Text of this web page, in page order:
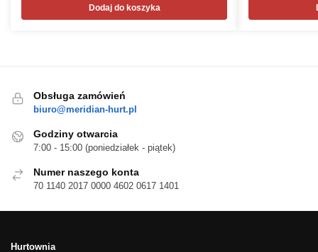
8,90 zł.
wynosi:
6,99 zł.
Dodaj do koszyka
8,90 zł.
Obsługa zamówień
biuro@meridian-hurt.pl
Godziny otwarcia
7:00 - 15:00 (poniedziałek - piątek)
Numer naszego konta
70 1140 2017 0000 4602 0617 1401
Hurtownia